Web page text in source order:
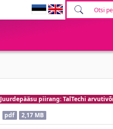
Juurdepääsu piirang: TalTechi
pdf
2,17 MB